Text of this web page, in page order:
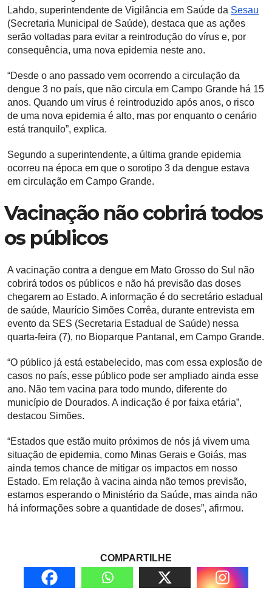
Lahdo, superintendente de Vigilância em Saúde da Sesau
(Secretaria Municipal de Saúde), destaca que as ações
serão voltadas para evitar a reintrodução do vírus e, por
consequência, uma nova epidemia neste ano.
“Desde o ano passado vem ocorrendo a circulação da
dengue 3 no país, que não circula em Campo Grande há 15
anos. Quando um vírus é reintroduzido após anos, o risco
de uma nova epidemia é alto, mas por enquanto o cenário
está tranquilo”, explica.
Segundo a superintendente, a última grande epidemia
ocorreu na época em que o sorotipo 3 da dengue estava
em circulação em Campo Grande.
Vacinação não cobrirá todos
os públicos
A vacinação contra a dengue em Mato Grosso do Sul não
cobrirá todos os públicos e não há previsão das doses
chegarem ao Estado. A informação é do secretário estadual
de saúde, Maurício Simões Corrêa, durante entrevista em
evento da SES (Secretaria Estadual de Saúde) nessa
quarta-feira (7), no Bioparque Pantanal, em Campo Grande.
“O público já está estabelecido, mas com essa explosão de
casos no país, esse público pode ser ampliado ainda esse
ano. Não tem vacina para todo mundo, diferente do
município de Dourados. A indicação é por faixa etária”,
destacou Simões.
“Estados que estão muito próximos de nós já vivem uma
situação de epidemia, como Minas Gerais e Goiás, mas
ainda temos chance de mitigar os impactos em nosso
Estado. Em relação à vacina ainda não temos previsão,
estamos esperando o Ministério da Saúde, mas ainda não
há informações sobre a quantidade de doses”, afirmou.
COMPARTILHE